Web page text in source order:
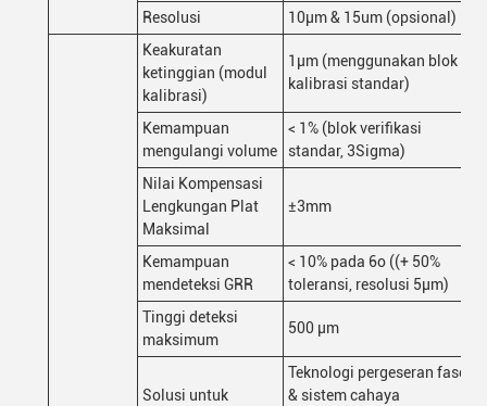
Resolusi 10μm & 15um (opsional)
Keakuratan
ketinggian (modul
kalibrasi)
1μm (menggunakan blok
kalibrasi standar)
Kemampuan
mengulangi volume
< 1% (blok verifikasi
standar, 3Sigma)
Nilai Kompensasi
Lengkungan Plat
Maksimal
±3mm
Kemampuan
mendeteksi GRR
< 10% pada 6o ((+ 50%
toleransi, resolusi 5μm)
Tinggi deteksi
maksimum
500 μm
Solusi untuk
Teknologi pergeseran fase
& sistem cahaya